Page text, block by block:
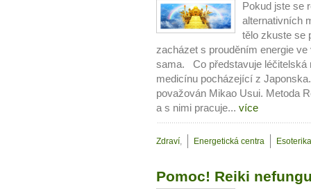
10 tipů
Pokud jste se
alternativních
tělo zkuste se
zacházet s prouděním energie
sama. Co představuje léčitelská
medicínu pocházející z
považován Mikao Usui. Metoda
a s nimi pracuje... více
Zdraví, Energetická centra
Pomoc! Reiki